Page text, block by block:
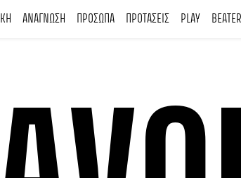
ΑΝΑΓΝΩΣΗ ΠΡΟΣΩΠΑ ΠΡΟΤΑΣΕΙΣ PLAY